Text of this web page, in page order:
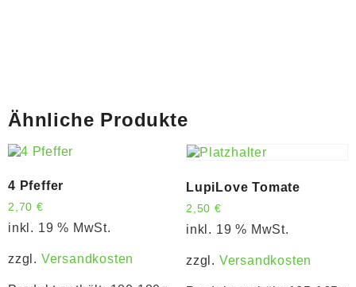
Ähnliche Produkte
4 Pfeffer
2,70 €
inkl. 19 % MwSt.
zzgl. Versandkosten
LupiLove Tomate
2,50 €
inkl. 19 % MwSt.
zzgl. Versandkosten